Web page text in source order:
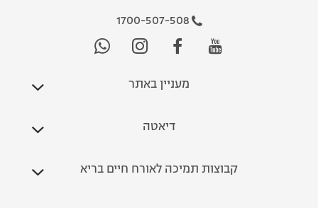
1700-507-508
מעניין באתר
דיאטה
קבוצות תמיכה לאורח חיים בריא